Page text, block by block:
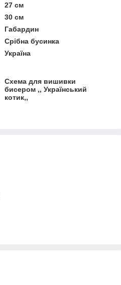
27 см
30 см
Габардин
Срібна бусинка
Україна
Схема для вишивки
бисером ,, Український
котик,,